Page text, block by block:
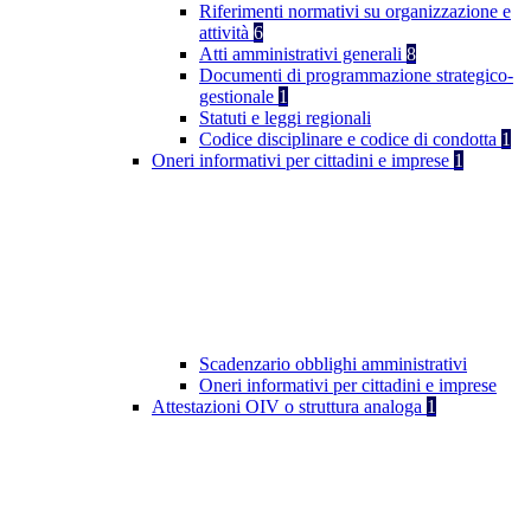
Riferimenti normativi su organizzazione e
attività 6
Atti amministrativi generali 8
Documenti di programmazione strategico-
gestionale 1
Statuti e leggi regionali
Codice disciplinare e codice di condotta 1
Oneri informativi per cittadini e imprese 1
Scadenzario obblighi amministrativi
Oneri informativi per cittadini e imprese
Attestazioni OIV o struttura analoga 1